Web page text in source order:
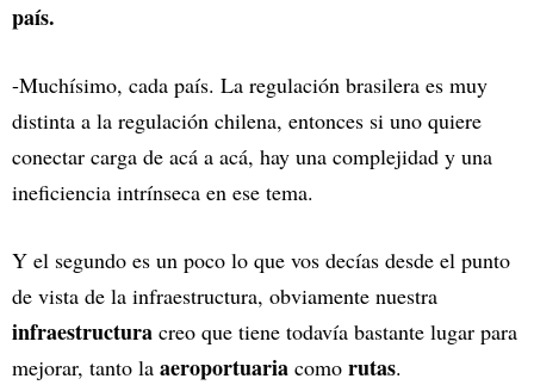
país.
-Muchísimo, cada país. La regulación brasilera es muy
distinta a la regulación chilena, entonces si uno quiere
conectar carga de acá a acá, hay una complejidad y una
ineficiencia intrínseca en ese tema.
Y el segundo es un poco lo que vos decías desde el punto
de vista de la infraestructura, obviamente nuestra
infraestructura creo que tiene todavía bastante lugar para
mejorar, tanto la aeroportuaria como rutas.